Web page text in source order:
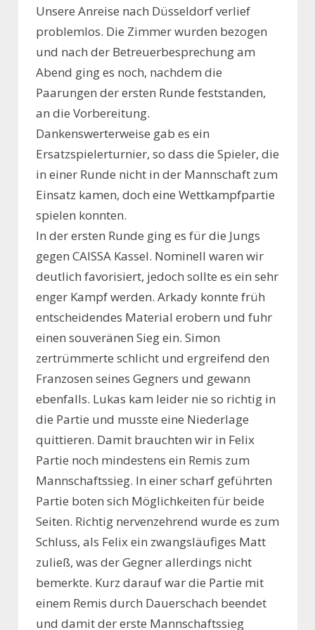
Unsere Anreise nach Düsseldorf verlief
problemlos. Die Zimmer wurden bezogen
und nach der Betreuerbesprechung am
Abend ging es noch, nachdem die
Paarungen der ersten Runde feststanden,
an die Vorbereitung.
Dankenswerterweise gab es ein
Ersatzspielerturnier, so dass die Spieler, die
in einer Runde nicht in der Mannschaft zum
Einsatz kamen, doch eine Wettkampfpartie
spielen konnten.
In der ersten Runde ging es für die Jungs
gegen CAISSA Kassel. Nominell waren wir
deutlich favorisiert, jedoch sollte es ein sehr
enger Kampf werden. Arkady konnte früh
entscheidendes Material erobern und fuhr
einen souveränen Sieg ein. Simon
zertrümmerte schlicht und ergreifend den
Franzosen seines Gegners und gewann
ebenfalls. Lukas kam leider nie so richtig in
die Partie und musste eine Niederlage
quittieren. Damit brauchten wir in Felix
Partie noch mindestens ein Remis zum
Mannschaftssieg. In einer scharf geführten
Partie boten sich Möglichkeiten für beide
Seiten. Richtig nervenzehrend wurde es zum
Schluss, als Felix ein zwangsläufiges Matt
zuließ, was der Gegner allerdings nicht
bemerkte. Kurz darauf war die Partie mit
einem Remis durch Dauerschach beendet
und damit der erste Mannschaftssieg